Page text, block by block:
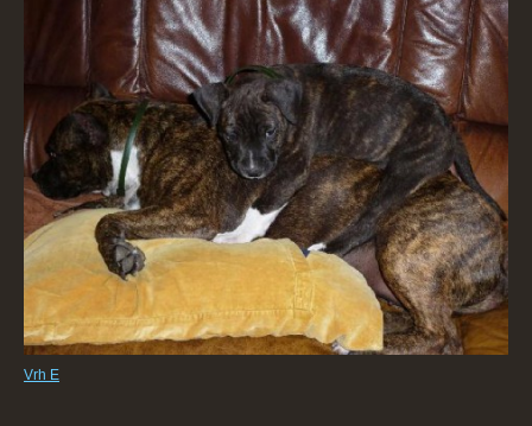
Vrh E